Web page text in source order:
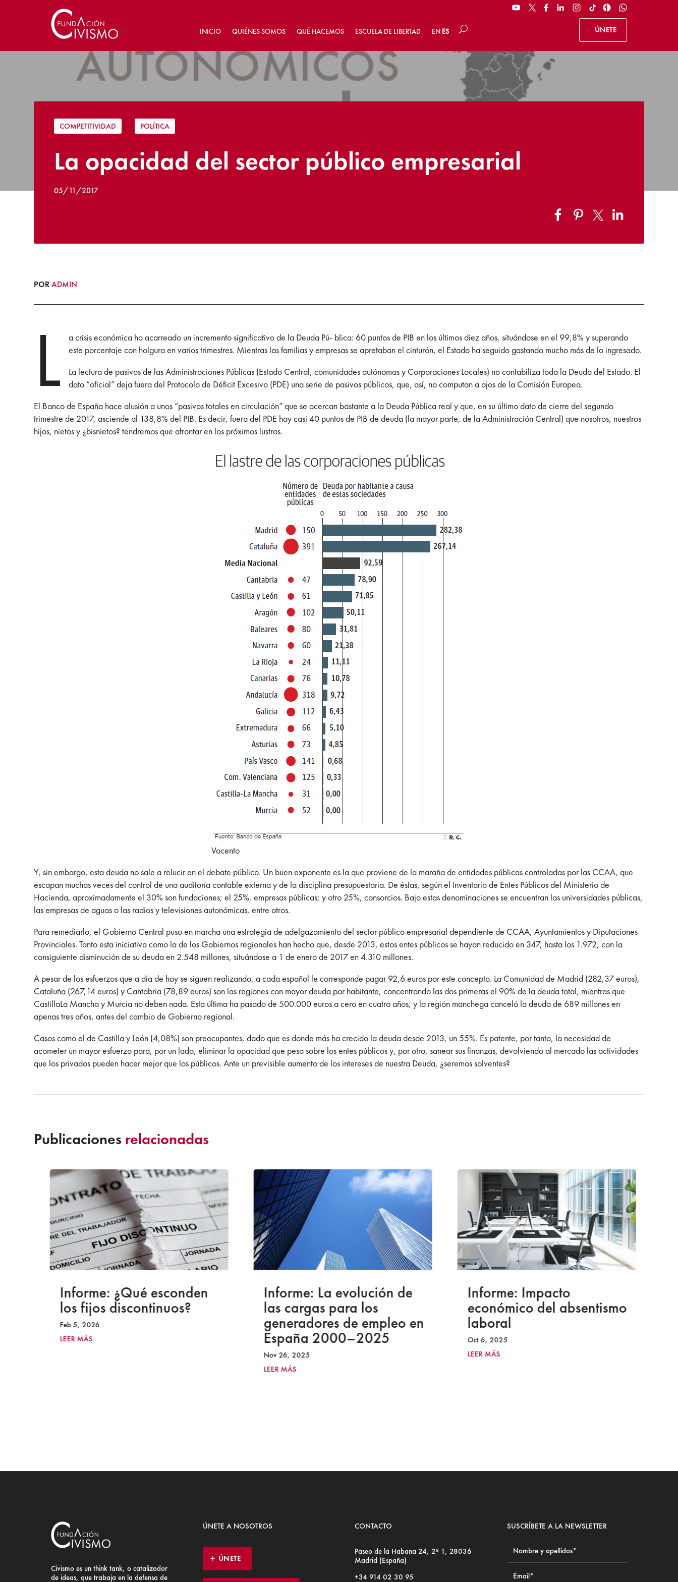
INICIO QUIÉNES SOMOS QUÉ HACEMOS ESCUELA DE LIBERTAD EN ES ÚNETE
COMPETITIVIDAD POLÍTICA
La opacidad del sector público empresarial
05/11/2017
PORADMIN
L
a crisis económica ha acarreado un incremento significativo de la Deuda Pú- blica: 60 puntos de PIB en los últimos diez años, situándose en el 99,8% y superando
este porcentaje con holgura en varios trimestres. Mientras las familias y empresas se apretaban el cinturón, el Estado ha seguido gastando mucho más de lo ingresado.
La lectura de pasivos de las Administraciones Públicas (Estado Central, comunidades autónomas y Corporaciones Locales) no contabiliza toda la Deuda del Estado. El
dato “oficial” deja fuera del Protocolo de Déficit Excesivo (PDE) una serie de pasivos públicos, que, así, no computan a ojos de la Comisión Europea.
El Banco de España hace alusión a unos “pasivos totales en circulación” que se acercan bastante a la Deuda Pública real y que, en su último dato de cierre del segundo
trimestre de 2017, asciende al 138,8% del PIB. Es decir, fuera del PDE hay casi 40 puntos de PIB de deuda (la mayor parte, de la Administración Central) que nosotros, nuestros
hijos, nietos y ¿bisnietos? tendremos que afrontar en los próximos lustros.
Vocento
Y, sin embargo, esta deuda no sale a relucir en el debate público. Un buen exponente es la que proviene de la maraña de entidades públicas controladas por las CCAA, que
escapan muchas veces del control de una auditoría contable externa y de la disciplina presupuestaria. De éstas, según el Inventario de Entes Públicos del Ministerio de
Hacienda, aproximadamente el 30% son fundaciones; el 25%, empresas públicas; y otro 25%, consorcios. Bajo estas denominaciones se encuentran las universidades públicas,
las empresas de aguas o las radios y televisiones autonómicas, entre otros.
Para remediarlo, el Gobierno Central puso en marcha una estrategia de adelgazamiento del sector público empresarial dependiente de CCAA, Ayuntamientos y Diputaciones
Provinciales. Tanto esta iniciativa como la de los Gobiernos regionales han hecho que, desde 2013, estos entes públicos se hayan reducido en 347, hasta los 1.972, con la
consiguiente disminución de su deuda en 2.548 millones, situándose a 1 de enero de 2017 en 4.310 millones.
A pesar de los esfuerzos que a día de hoy se siguen realizando, a cada español le corresponde pagar 92,6 euros por este concepto. La Comunidad de Madrid (282,37 euros),
Cataluña (267,14 euros) y Cantabria (78,89 euros) son las regiones con mayor deuda por habitante, concentrando las dos primeras el 90% de la deuda total, mientras que
CastillaLa Mancha y Murcia no deben nada. Esta última ha pasado de 500.000 euros a cero en cuatro años; y la región manchega canceló la deuda de 689 millones en
apenas tres años, antes del cambio de Gobierno regional.
Casos como el de Castilla y León (4,08%) son preocupantes, dado que es donde más ha crecido la deuda desde 2013, un 55%. Es patente, por tanto, la necesidad de
acometer un mayor esfuerzo para, por un lado, eliminar la opacidad que pesa sobre los entes públicos y, por otro, sanear sus finanzas, devolviendo al mercado las actividades
que los privados pueden hacer mejor que los públicos. Ante un previsible aumento de los intereses de nuestra Deuda, ¿seremos solventes?
Publicaciones relacionadas
Informe: ¿Qué esconden
los fijos discontinuos?
Feb 5, 2026
LEER MÁS
Informe: La evolución de
las cargas para los
generadores de empleo en
España 2000–2025
Nov 26, 2025
LEER MÁS
Informe: Impacto
económico del absentismo
laboral
Oct 6, 2025
LEER MÁS
Civismo es un think tank, o catalizador
de ideas, que trabaja en la defensa de
ÚNETE A NOSOTROS
ÚNETE
CONTACTO
Paseo de la Habana 24, 2º 1, 28036
Madrid (España)
+34 914 02 30 95
SUSCRÍBETE A LA NEWSLETTER